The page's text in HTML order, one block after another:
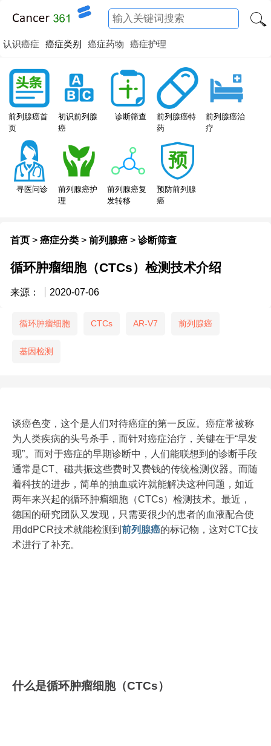
认识癌症 癌症类别 癌症药物 癌症护理
前列腺癌首
页
初识前列腺
癌
诊断筛查
前列腺癌特
药
前列腺癌治
疗
寻医问诊
前列腺癌护
理
前列腺癌复
发转移
预防前列腺
癌
首页 > 癌症分类 > 前列腺癌 > 诊断筛查
循环肿瘤细胞（CTCs）检测技术介绍
来源： 2020-07-06
循环肿瘤细胞 CTCs AR-V7 前列腺癌
基因检测
谈癌色变，这个是人们对待癌症的第一反应。癌症常被称
为人类疾病的头号杀手，而针对癌症治疗，关键在于“早发
现”。而对于癌症的早期诊断中，人们能联想到的诊断手段
通常是CT、磁共振这些费时又费钱的传统检测仪器。而随
着科技的进步，简单的抽血或许就能解决这种问题，如近
两年来兴起的循环肿瘤细胞（CTCs）检测技术。最近，
德国的研究团队又发现，只需要很少的患者的血液配合使
用ddPCR技术就能检测到 前列腺癌的标记物，这对CTC技
术进行了补充。
什么是循环肿瘤细胞（CTCs）